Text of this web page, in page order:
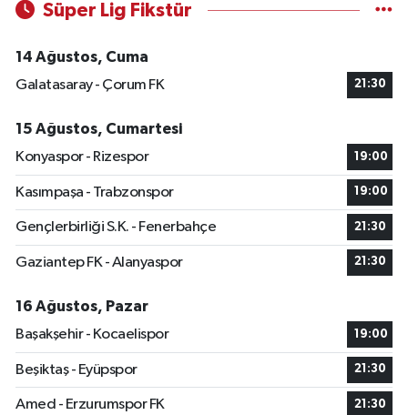
Süper Lig Fikstür
14 Ağustos, Cuma
Galatasaray - Çorum FK
21:30
15 Ağustos, Cumartesi
Konyaspor - Rizespor
19:00
Kasımpaşa - Trabzonspor 19:00
Gençlerbirliği S.K. - Fenerbahçe 21:30
Gaziantep FK - Alanyaspor 21:30
16 Ağustos, Pazar
Başakşehir - Kocaelispor
19:00
Beşiktaş - Eyüpspor 21:30
Amed - Erzurumspor FK 21:30